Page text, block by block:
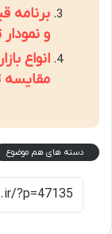
برنامه
و نمودار
انواع
مقایسه
دسته های هم موضوع